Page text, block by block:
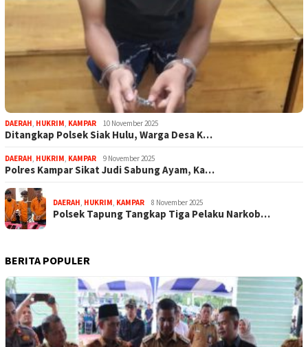
DAERAH, HUKRIM, KAMPAR 10 November 2025
Ditangkap Polsek Siak Hulu, Warga Desa K…
DAERAH, HUKRIM, KAMPAR 9 November 2025
Polres Kampar Sikat Judi Sabung Ayam, Ka…
DAERAH, HUKRIM, KAMPAR 8 November 2025
Polsek Tapung Tangkap Tiga Pelaku Narkob…
BERITA POPULER